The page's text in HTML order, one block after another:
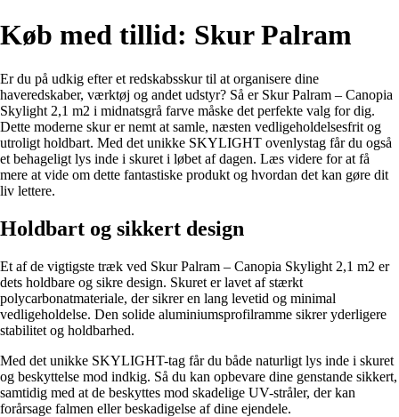
Køb med tillid: Skur Palram
Er du på udkig efter et redskabsskur til at organisere dine
haveredskaber, værktøj og andet udstyr? Så er Skur Palram – Canopia
Skylight 2,1 m2 i midnatsgrå farve måske det perfekte valg for dig.
Dette moderne skur er nemt at samle, næsten vedligeholdelsesfrit og
utroligt holdbart. Med det unikke SKYLIGHT ovenlystag får du også
et behageligt lys inde i skuret i løbet af dagen. Læs videre for at få
mere at vide om dette fantastiske produkt og hvordan det kan gøre dit
liv lettere.
Holdbart og sikkert design
Et af de vigtigste træk ved Skur Palram – Canopia Skylight 2,1 m2 er
dets holdbare og sikre design. Skuret er lavet af stærkt
polycarbonatmateriale, der sikrer en lang levetid og minimal
vedligeholdelse. Den solide aluminiumsprofilramme sikrer yderligere
stabilitet og holdbarhed.
Med det unikke SKYLIGHT-tag får du både naturligt lys inde i skuret
og beskyttelse mod indkig. Så du kan opbevare dine genstande sikkert,
samtidig med at de beskyttes mod skadelige UV-stråler, der kan
forårsage falmen eller beskadigelse af dine ejendele.